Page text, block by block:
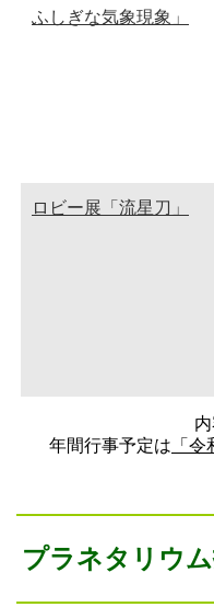
ふしぎな気象現象」
ロビー展「流星刀」
年間行事予定は 「
プラネタリウ